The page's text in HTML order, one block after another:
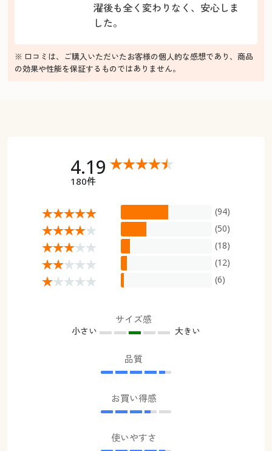
濯後も全く変わりなく、安心しま
した。
※ 口コミは、ご購入いただいたお客様の個人的な感想であり、商品
の効果や性能を保証するものではありません。
4.19
180件
(94)
(50)
(18)
(12)
(6)
サイズ感
小さい 大きい
品質
お買い得感
使いやすさ